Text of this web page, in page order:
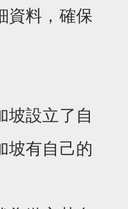
資料，確保
坡設立了自
坡有自己的